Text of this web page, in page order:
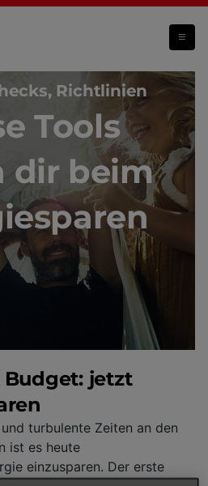
Richtlinien
Tools
dir beim
jetzt
turbulente Zeiten an den
ist es heute
einzusparen. Der erste